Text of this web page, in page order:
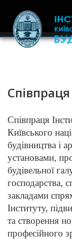
Співпраця
Співпраця
Київського
будівництва і
установами,
будівельної
господарства,
закладами
Інституту,
та створення
професійного